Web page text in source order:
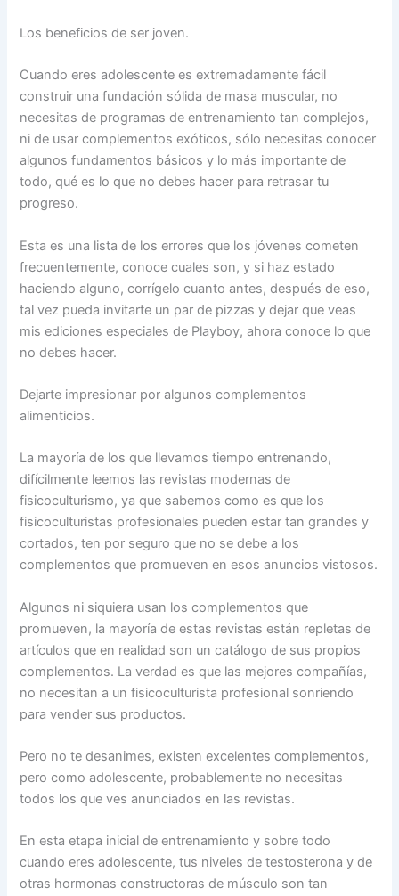
Los beneficios de ser joven.
Cuando eres adolescente es extremadamente fácil
construir una fundación sólida de masa muscular, no
necesitas de programas de entrenamiento tan complejos,
ni de usar complementos exóticos, sólo necesitas conocer
algunos fundamentos básicos y lo más importante de
todo, qué es lo que no debes hacer para retrasar tu
progreso.
Esta es una lista de los errores que los jóvenes cometen
frecuentemente, conoce cuales son, y si haz estado
haciendo alguno, corrígelo cuanto antes, después de eso,
tal vez pueda invitarte un par de pizzas y dejar que veas
mis ediciones especiales de Playboy, ahora conoce lo que
no debes hacer.
Dejarte impresionar por algunos complementos
alimenticios.
La mayoría de los que llevamos tiempo entrenando,
difícilmente leemos las revistas modernas de
fisicoculturismo, ya que sabemos como es que los
fisicoculturistas profesionales pueden estar tan grandes y
cortados, ten por seguro que no se debe a los
complementos que promueven en esos anuncios vistosos.
Algunos ni siquiera usan los complementos que
promueven, la mayoría de estas revistas están repletas de
artículos que en realidad son un catálogo de sus propios
complementos. La verdad es que las mejores compañías,
no necesitan a un fisicoculturista profesional sonriendo
para vender sus productos.
Pero no te desanimes, existen excelentes complementos,
pero como adolescente, probablemente no necesitas
todos los que ves anunciados en las revistas.
En esta etapa inicial de entrenamiento y sobre todo
cuando eres adolescente, tus niveles de testosterona y de
otras hormonas constructoras de músculo son tan